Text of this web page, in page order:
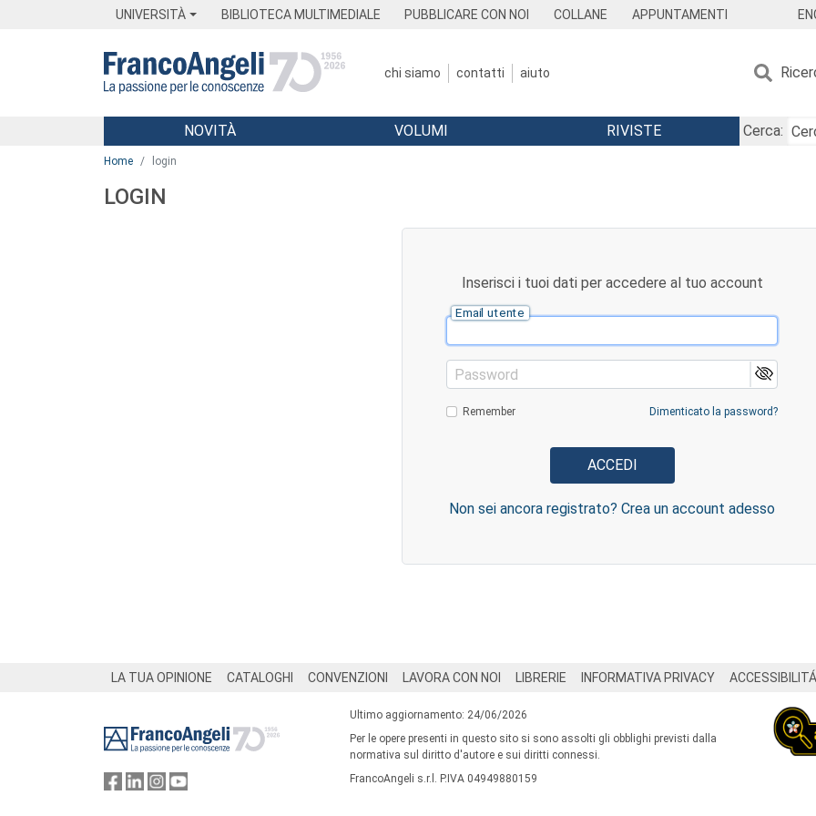
UNIVERSITÀ BIBLIOTECA MULTIMEDIALE PUBBLICARE CON NOI COLLANE APPUNTAMENTI
chi siamo contatti aiuto
Menu
NOVITÀ VOLUMI RIVISTE
Cerca:
Home login
LOGIN
Inserisci i tuoi dati per accedere al tuo account
Email utente
Password
Remember Dimenticato la password?
Non sei ancora registrato? Crea un account adesso
LA TUA OPINIONE CATALOGHI CONVENZIONI LAVORA CON NOI LIBRERIE INFORMATIVA PRIVACY ACCESSIBILITÁ
Ultimo aggiornamento: 24/06/2026
Per le opere presenti in questo sito si sono assolti gli obblighi previsti dalla
normativa sul diritto d'autore e sui diritti connessi.
FrancoAngeli s.r.l. P.IVA 04949880159